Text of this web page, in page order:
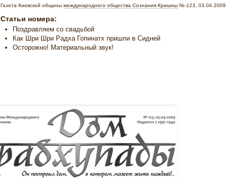
Газета Киевской общинымеждународного общества Сознания Кришны №-123, 03.04.2009
Статьи номера:
Поздравляем со свадьбой
Как Шри Шри Радха Гопинатх пришли в Сидней
Осторожно! Материальный звук!